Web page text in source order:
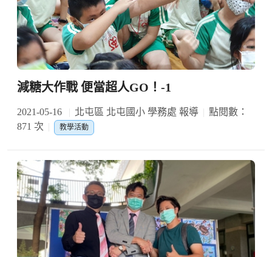
減糖大作戰 便當超人GO！-1
2021-05-16 北屯區 北屯國小 學務處 報導
點閱數：
871 次
教學活動